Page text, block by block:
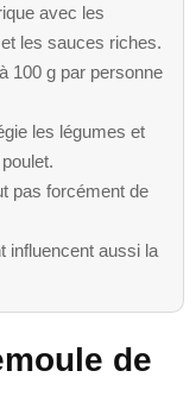
avec les
les sauces riches.
100 g par personne
les légumes et
pas forcément de
influencent aussi la
de